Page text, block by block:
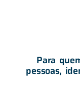
Para
pessoas,